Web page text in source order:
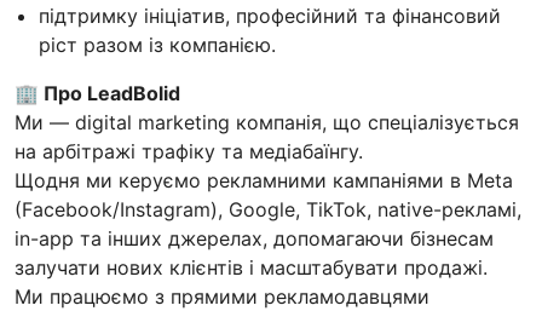
підтримку ініціатив, професійний та фінансовий
ріст разом із компанією.
🏢 Про LeadBolid
Ми — digital marketing компанія, що спеціалізується
на арбітражі трафіку та медіабаїнгу.
Щодня ми керуємо рекламними кампаніями в Meta
(Facebook/Instagram), Google, TikTok, native-рекламі,
in-app та інших джерелах, допомагаючи бізнесам
залучати нових клієнтів і масштабувати продажі.
Ми працюємо з прямими рекламодавцями